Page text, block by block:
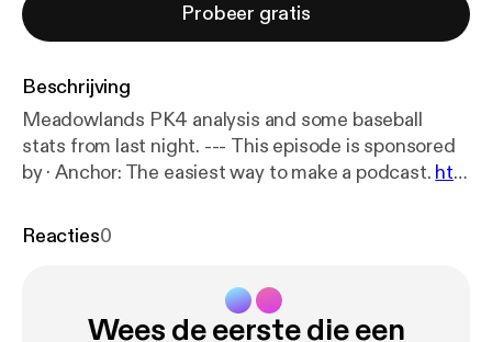
Probeer gratis
Beschrijving
Meadowlands PK4 analysis and some baseball
stats from last night. --- This episode is sponsored
by · Anchor: The easiest way to make a podcast. htt
Reacties0
Wees de eerste die een